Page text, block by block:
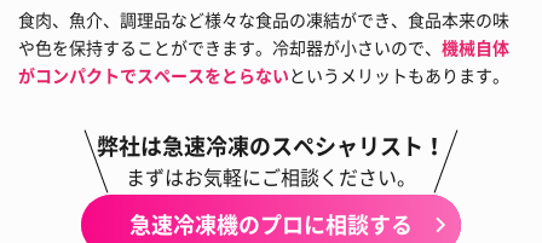
食肉、魚介、調理品など様々な食品の凍結ができ、食品本来の味
や色を保持することができます。冷却器が小さいので、 機械自体
がコンパクトでスペースをとらないというメリットもあります。
弊社は急速冷凍のスペシャリスト！
まずはお気軽にご相談ください。
急速冷凍機のプロに相談する